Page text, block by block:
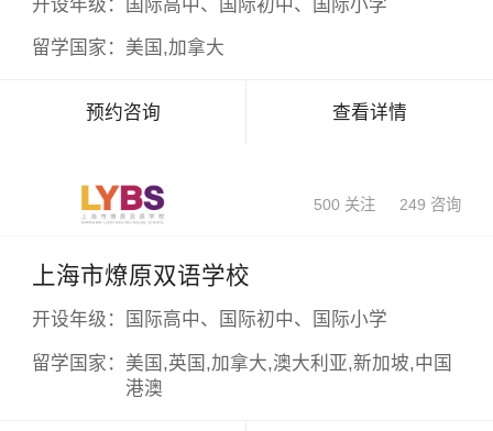
开设年级： 国际高中、国际初中、国际小学
留学国家： 美国,加拿大
预约咨询 查看详情
500 关注 249 咨询
上海市燎原双语学校
开设年级： 国际高中、国际初中、国际小学
留学国家： 美国,英国,加拿大,澳大利亚,新加坡,中国
港澳